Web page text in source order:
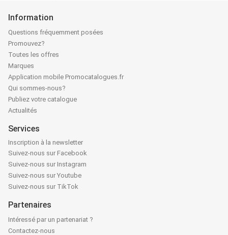
Information
Questions fréquemment posées
Promouvez?
Toutes les offres
Marques
Application mobile Promocatalogues.fr
Qui sommes-nous?
Publiez votre catalogue
Actualités
Services
Inscription à la newsletter
Suivez-nous sur Facebook
Suivez-nous sur Instagram
Suivez-nous sur Youtube
Suivez-nous sur TikTok
Partenaires
Intéressé par un partenariat ?
Contactez-nous